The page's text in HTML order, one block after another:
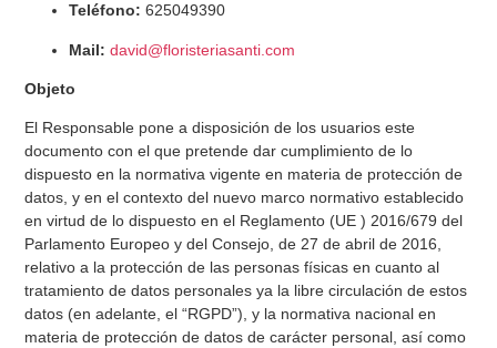
Teléfono:625049390
Mail:david@floristeriasanti.com
Objeto
El Responsable pone a disposición de los usuarios este
documento con el que pretende dar cumplimiento de lo
dispuesto en la normativa vigente en materia de protección de
datos, y en el contexto del nuevo marco normativo establecido
en virtud de lo dispuesto en el Reglamento (UE ) 2016/679 del
Parlamento Europeo y del Consejo, de 27 de abril de 2016,
relativo a la protección de las personas físicas en cuanto al
tratamiento de datos personales ya la libre circulación de estos
datos (en adelante, el “RGPD”), y la normativa nacional en
materia de protección de datos de carácter personal, así como